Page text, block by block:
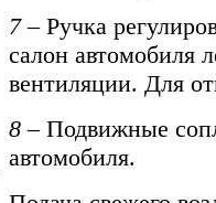
7– Ручка
салон автомобиля
вентиляции. Для
8 – Подвижные
автомобиля.